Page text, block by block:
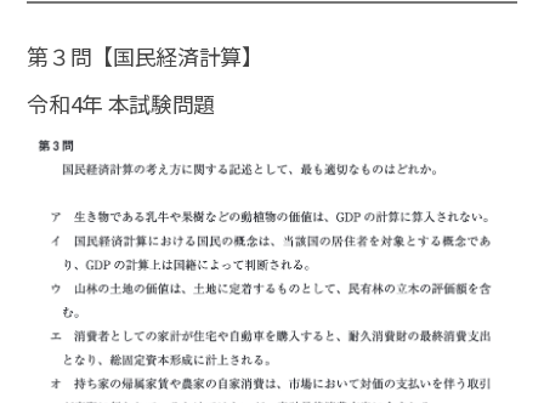
第３問【国民経済計算】
令和4年 本試験問題